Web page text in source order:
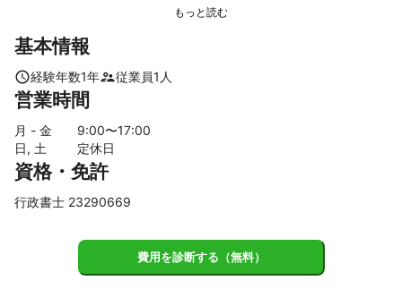
これまでの実績
相続人が最大37名に及ぶ手続きをしたことがあります。
法定相続人以外に相続させたい方がいるなど、多用途に対応でき
ます。
宅建免許を持っています。
方、ぜひぜひお問い合わせください。
アピールポイント
基本情報
経験年数1年 従業員1 人
営業時間
月 - 金 9:00〜17:00
日, 土
定休日
資格・免許
行政書士 23290669
費用を診断する（無料）